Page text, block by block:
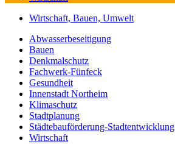
Wirtschaft, Bauen, Umwelt
Abwasserbeseitigung
Bauen
Denkmalschutz
Fachwerk-Fünfeck
Gesundheit
Innenstadt Northeim
Klimaschutz
Stadtplanung
Städtebauförderung-Stadtentwicklung
Wirtschaft